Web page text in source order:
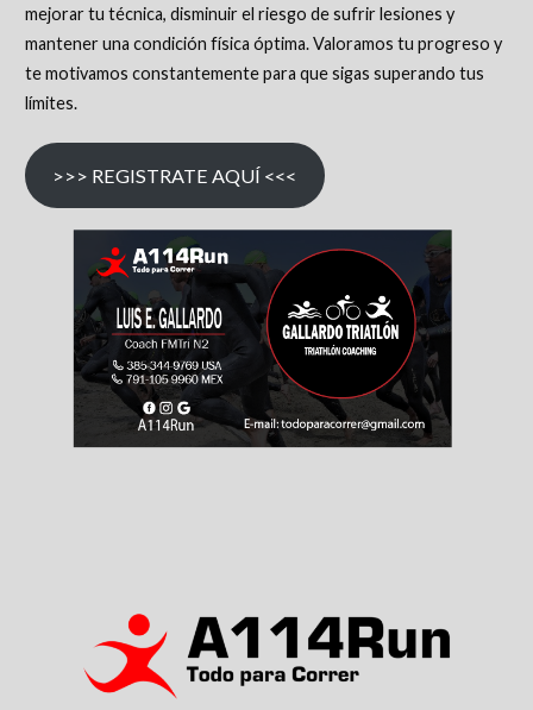
mejorar tu técnica, disminuir el riesgo de sufrir lesiones y
mantener una condición física óptima. Valoramos tu progreso y
te motivamos constantemente para que sigas superando tus
límites.
>>> REGISTRATE AQUÍ <<<